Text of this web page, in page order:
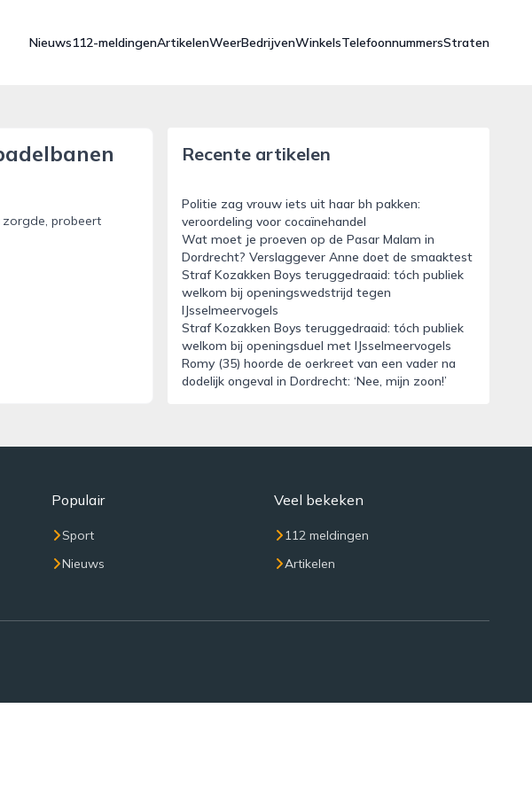
Nieuws112-meldingenArtikelenWeerBedrijvenWinkelsTelefoonnummersStraten
probeert
Recente artikelen
Politie zag vrouw iets uit haar bh pakken:
veroordeling voor cocaïnehandel
Wat moet je proeven op de Pasar Malam in
Dordrecht? Verslaggever Anne doet de smaaktest
Straf Kozakken Boys teruggedraaid: tóch publiek
welkom bij openingswedstrijd tegen
IJsselmeervogels
Straf Kozakken Boys teruggedraaid: tóch publiek
welkom bij openingsduel met IJsselmeervogels
Romy (35) hoorde de oerkreet van een vader na
dodelijk ongeval in Dordrecht: ‘Nee, mijn zoon!’
Populair
Sport
Nieuws
Veel bekeken
112 meldingen
Artikelen